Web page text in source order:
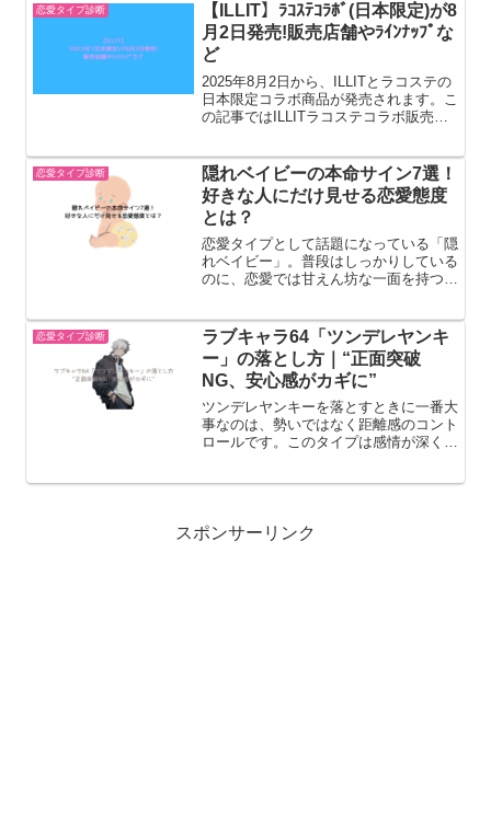
は、恋愛タイプ別に分かる脈ありサイン
をわかりやすく解説します。...
恋愛タイプ診断
【ILLIT】ﾗｺｽﾃｺﾗﾎﾞ(日本限定)が8
月2日発売!販売店舗やﾗｲﾝﾅｯﾌﾟな
ど
2025年8月2日から、ILLITとラコステの
日本限定コラボ商品が発売されます。こ
の記事ではILLITラコステコラボ販売店
ILLITラコステコラボ販売店舗ラコステ
店舗（...
恋愛タイプ診断
隠れベイビーの本命サイン7選！
好きな人にだけ見せる恋愛態度
とは？
恋愛タイプとして話題になっている「隠
れベイビー」。普段はしっかりしている
のに、恋愛では甘えん坊な一面を持つの
を出すことがあります。この記事では、
隠れベイビーの本命サイン...
恋愛タイプ診断
ラブキャラ64「ツンデレヤンキ
ー」の落とし方｜“正面突破
NG、安心感がカギに”
ツンデレヤンキーを落とすときに一番大
事なのは、勢いではなく距離感のコント
ロールです。このタイプは感情が深く一
スポンサーリンク